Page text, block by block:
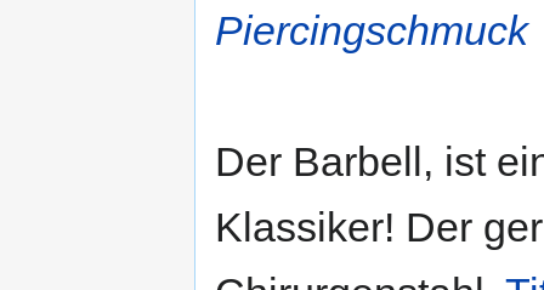
Piercingschmuck
Der Barbell, ist
Klassiker! Der